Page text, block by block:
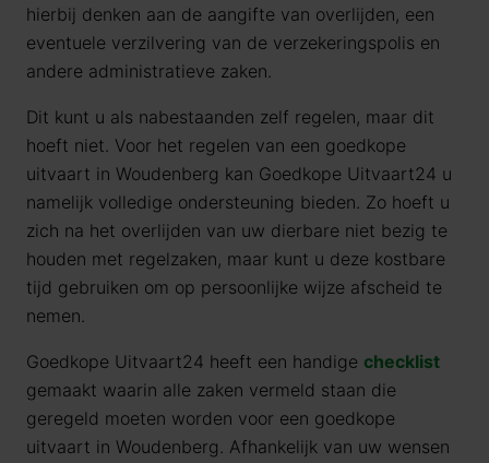
hierbij denken aan de aangifte van overlijden, een
eventuele verzilvering van de verzekeringspolis en
andere administratieve zaken.
Dit kunt u als nabestaanden zelf regelen, maar dit
hoeft niet. Voor het regelen van een goedkope
uitvaart in Woudenberg kan Goedkope Uitvaart24 u
namelijk volledige ondersteuning bieden. Zo hoeft u
zich na het overlijden van uw dierbare niet bezig te
houden met regelzaken, maar kunt u deze kostbare
tijd gebruiken om op persoonlijke wijze afscheid te
nemen.
Goedkope Uitvaart24 heeft een handige checklist
gemaakt waarin alle zaken vermeld staan die
geregeld moeten worden voor een goedkope
uitvaart in Woudenberg. Afhankelijk van uw wensen